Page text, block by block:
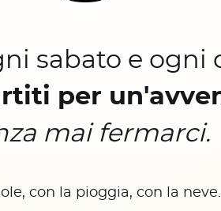
sabato e ogni
per
mai fermarci.
con la pioggia, con la neve.